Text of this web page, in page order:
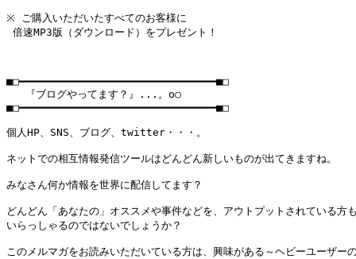
※ ご購入いただいたすべてのお客様に
倍速MP3版（ダウンロード）をプレゼント！
■□━━━━━━━━━━━━━━━━━━━━━━━━━━━━━━━■□
   『ブログやってます？』...。o○
■□━━━━━━━━━━━━━━━━━━━━━━━━━━━━━━━■□
個人HP、SNS、ブログ、twitter・・・。
ネットでの相互情報発信ツールはどんどん新しいものが出てきますね。
みなさん何か情報を世界に配信してます？
どんどん「あなたの」オススメや事件などを、アウトプットされている方も
いらっしゃるのではないでしょうか？
このメルマガをお読みいただいている方は、興味がある～ヘビーユーザー